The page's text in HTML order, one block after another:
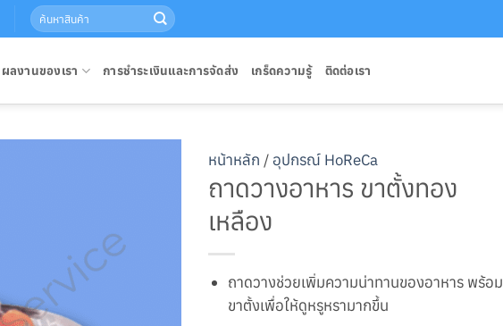
Search
for:
ผลงานของเรา การชำระเงินและการจัดส่ง เกร็ดความรู้ ติดต่อเรา
หน้าหลัก /อุปกรณ์ HoReCa
ถาดวางอาหาร ขาตั้งทอง
เหลือง
ถาดวางช่วยเพิ่มความน่าทานของอาหาร พร้อม
ขาตั้งเพื่อให้ดูหรูหรามากขึ้น